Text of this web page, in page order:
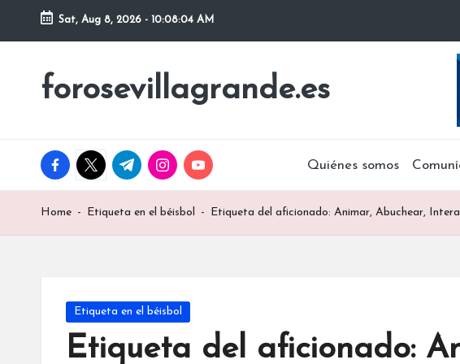
Skip
content
Sat, Aug 8, 2026 - 10:08:05 AM
forosevillagrande.es
facebook.com
twitter.com
t.me instagram.com
youtube.com Quiénes somos
Home - Etiqueta en el béisbol - Etiqueta del aficionado: Animar, Abuchear,
Posted
in
Etiqueta en el béisbol
Etiqueta del aficionado: